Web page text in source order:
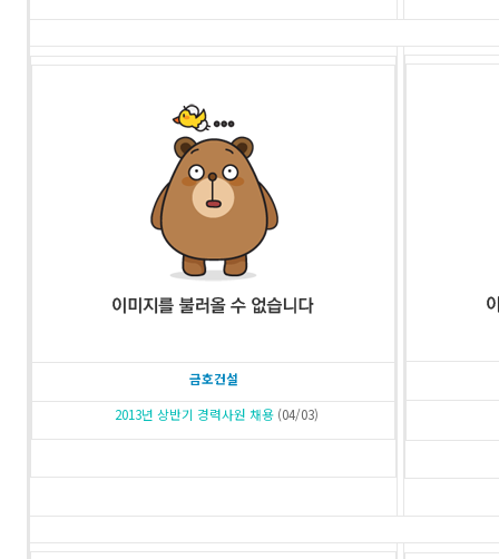
금호건설
2013년 상반기 경력사원 채용(04/03)